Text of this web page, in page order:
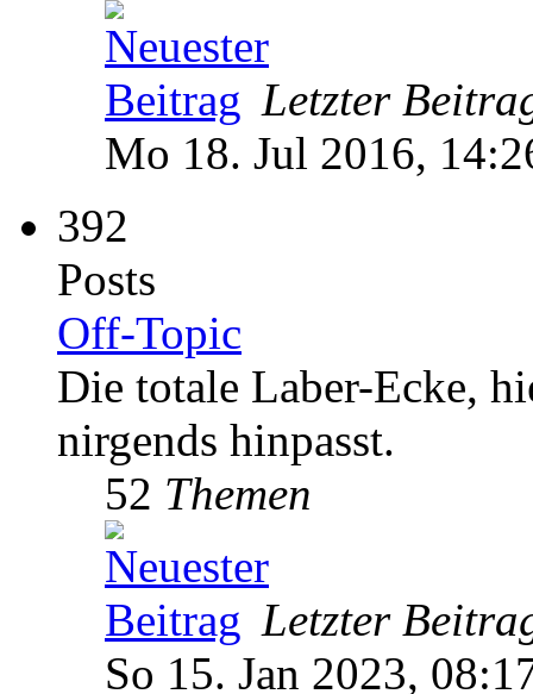
Letzter
Mo 18. Jul 2016,
392
Posts
Off-Topic
Die totale Laber-Ecke,
nirgends hinpasst.
52 Themen
Letzter
So 15. Jan 2023,